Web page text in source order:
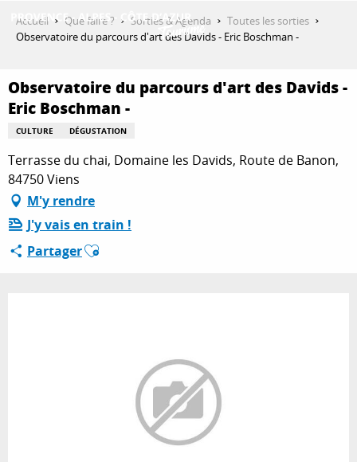
QUE FAIRE ?
SÉJOURNER
ESPACE PRO
Accueil Que faire ? Sorties & Agenda
Toutes les sorties
Observatoire du parcours d'art des Davids - Eric Boschman -
Observatoire du parcours d'art des Davids -
Eric Boschman -
CULTURE DÉGUSTATION
Terrasse du chai, Domaine les Davids, Route de Banon,
84750 Viens
M'y rendre
J'y vais en train !
PartagerAjouter aux favoris